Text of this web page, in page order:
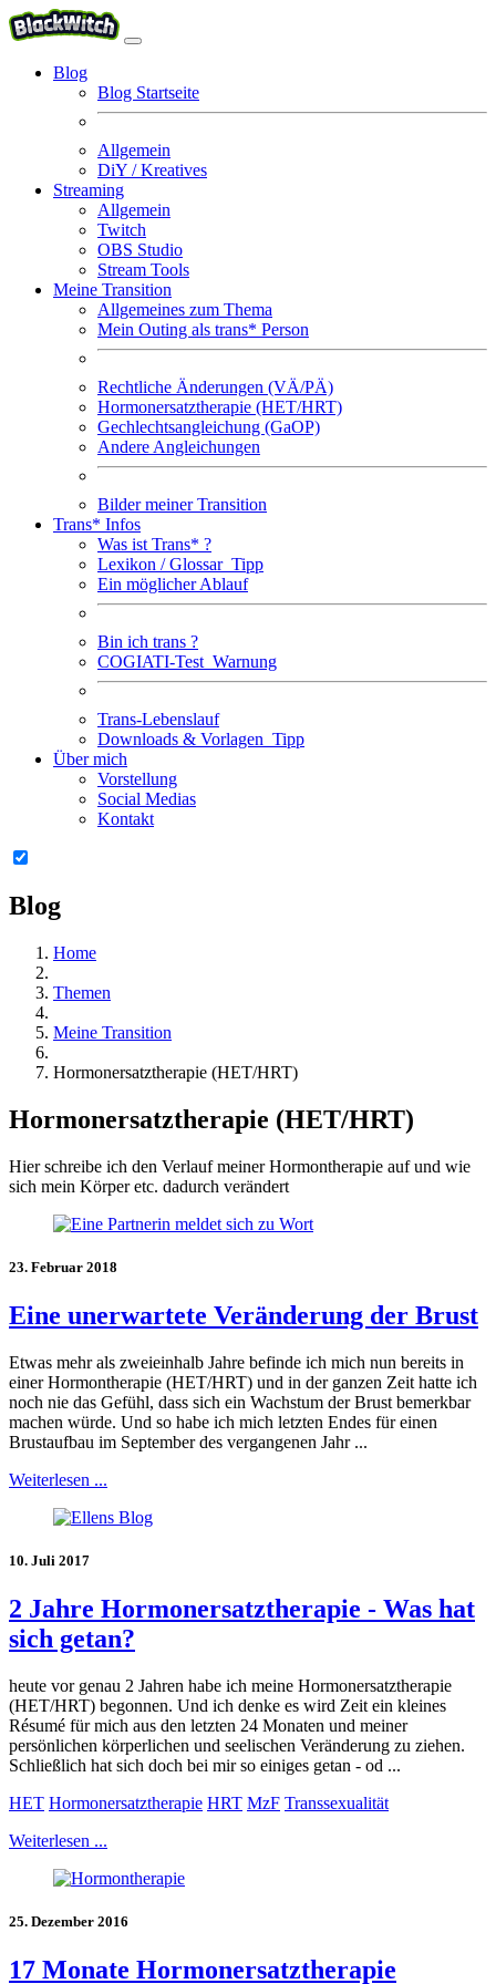
Blog
Blog Startseite
Allgemein
DiY / Kreatives
Streaming
Allgemein
Twitch
OBS Studio
Stream Tools
Meine Transition
Allgemeines zum Thema
Mein Outing als trans* Person
Rechtliche Änderungen (VÄ/PÄ)
Hormonersatztherapie (HET/HRT)
Gechlechtsangleichung (GaOP)
Andere Angleichungen
Bilder meiner Transition
Trans* Infos
Was ist Trans* ?
Lexikon / Glossar Tipp
Ein möglicher Ablauf
Bin ich trans ?
COGIATI-Test Warnung
Trans-Lebenslauf
Downloads & Vorlagen Tipp
Über mich
Vorstellung
Social Medias
Kontakt
Blog
Home
Themen
Meine Transition
Hormonersatztherapie (HET/HRT)
Hormonersatztherapie (HET/HRT)
Hier schreibe ich den Verlauf meiner Hormontherapie auf und wie
sich mein Körper etc. dadurch verändert
23. Februar 2018
Eine unerwartete Veränderung der Brust
Etwas mehr als zweieinhalb Jahre befinde ich mich nun bereits in
einer Hormontherapie (HET/HRT) und in der ganzen Zeit hatte ich
noch nie das Gefühl, dass sich ein Wachstum der Brust bemerkbar
machen würde. Und so habe ich mich letzten Endes für einen
Brustaufbau im September des vergangenen Jahr ...
Weiterlesen ...
10. Juli 2017
2 Jahre Hormonersatztherapie - Was hat
sich getan?
heute vor genau 2 Jahren habe ich meine Hormonersatztherapie
(HET/HRT) begonnen. Und ich denke es wird Zeit ein kleines
Résumé für mich aus den letzten 24 Monaten und meiner
persönlichen körperlichen und seelischen Veränderung zu ziehen.
Schließlich hat sich doch bei mir so einiges getan - od ...
HET Hormonersatztherapie HRT MzF Transsexualität
Weiterlesen ...
25. Dezember 2016
17 Monate Hormonersatztherapie